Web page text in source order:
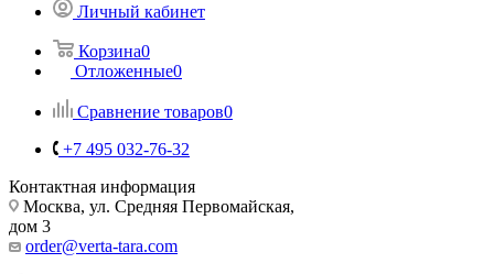
Личный кабинет
Корзина0
Отложенные0
Сравнение товаров0
+7 495 032-76-32
Контактная информация
Москва, ул. Средняя Первомайская,
дом 3
order@verta-tara.com